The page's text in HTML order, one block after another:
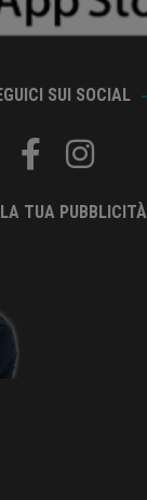
SUI SOCIAL
TUA PUBBLICITÀ